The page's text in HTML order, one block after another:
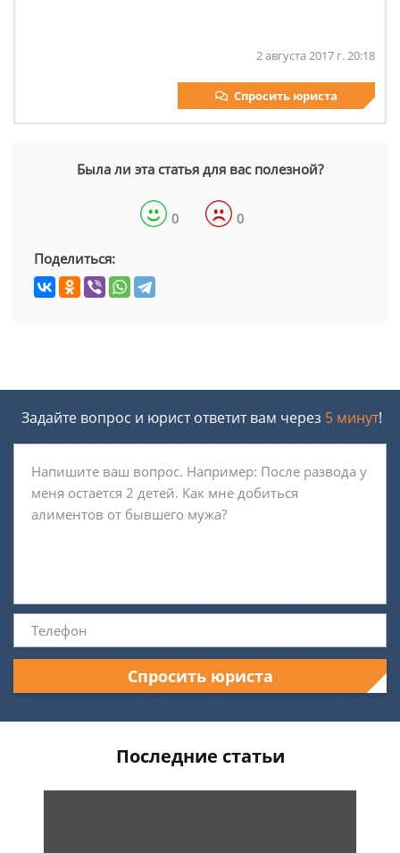
2 августа 2017 г. 20:18
Спросить юриста
Была ли эта статья для вас полезной?
0 0
Поделиться:
Задайте вопрос и юрист ответит вам через 5 минут!
Спросить юриста
Последние статьи